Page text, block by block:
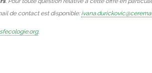
de contact est disponible:
.